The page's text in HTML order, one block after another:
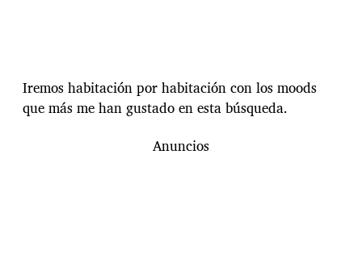
Iremos habitación por habitación con los moods
que más me han gustado en esta búsqueda.
Anuncios